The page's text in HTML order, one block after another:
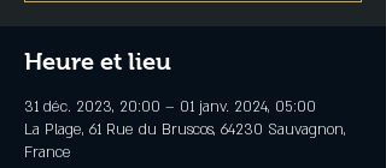
Heure et lieu
31 déc. 2023, 20:00 – 01 janv. 2024, 05:00
La Plage, 61 Rue du Bruscos, 64230 Sauvagnon,
France